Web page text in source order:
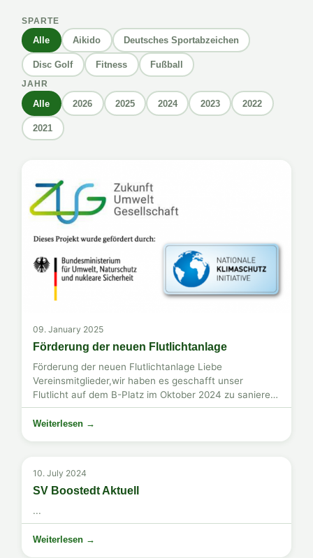
SPARTE
Alle Aikido Deutsches Sportabzeichen
Disc Golf Fitness Fußball
JAHR
Alle 2026 2025 2024 2023 2022
2021
09. January 2025
Förderung der neuen Flutlichtanlage
Förderung der neuen Flutlichtanlage Liebe
Vereinsmitglieder,wir haben es geschafft unser
Flutlicht auf dem B-Platz im Oktober 2024 zu sanieren!
Die bekannten herkömmlichen Metalldampflampen
haben ...
Weiterlesen →
10. July 2024
SV Boostedt Aktuell
...
Weiterlesen →